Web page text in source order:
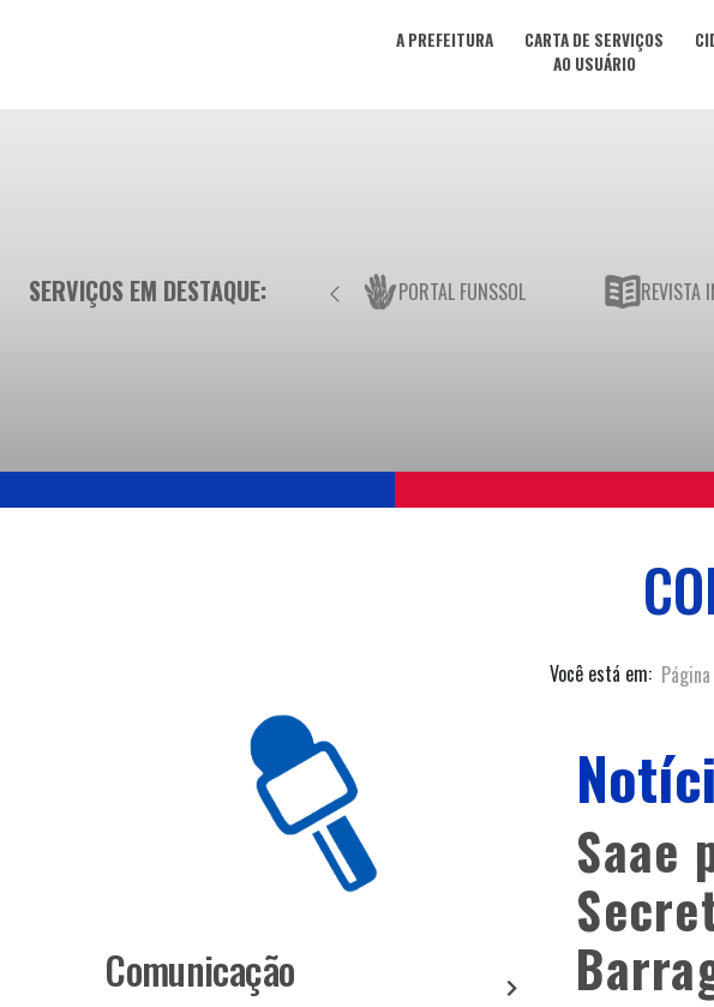
A PREFEITURA
CARTA DE SERVIÇOS
AO USUÁRIO
SERVIÇOS EM DESTAQUE: PORTAL FUNSSOL REVISTA
Você está em:
Comunicação
Saae